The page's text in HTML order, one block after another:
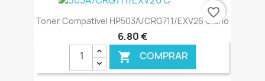
€ ONLINE
Toner Compatível HP503A/CRG711/EXV26 Ciano
6,80 €
 COMPRAR
favorite_border